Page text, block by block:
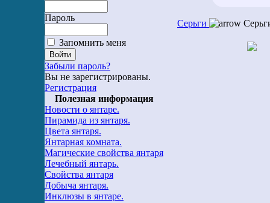
Пароль
Запомнить меня
Забыли пароль?
Вы не зарегистрированы.
Регистрация
Полезная информация
Новости о янтаре.
Пирамида из янтаря.
Цвета янтаря.
Янтарная комната.
Магические свойства янтаря
Лечебный янтарь.
Свойства янтаря
Добыча янтаря.
Инклюзы в янтаре.
Серьги